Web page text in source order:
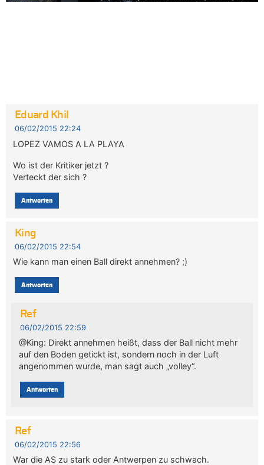
Eduard Khil
06/02/2015 22:24
LOPEZ VAMOS A LA PLAYA
Wo ist der Kritiker jetzt ?
Verteckt der sich ?
Antworten
King
06/02/2015 22:54
Wie kann man einen Ball direkt annehmen? ;)
Antworten
Ref
06/02/2015 22:59
@King: Direkt annehmen heißt, dass der Ball nicht mehr
auf den Boden getickt ist, sondern noch in der Luft
angenommen wurde, man sagt auch „volley“.
Antworten
Ref
06/02/2015 22:56
War die AS zu stark oder Antwerpen zu schwach.